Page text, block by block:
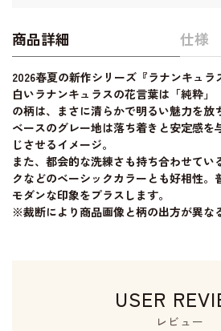
商品詳細 仕様
2026春夏の新作シリーズ『ラナンキュラ
白いラナンキュラスの花言葉は「純粋」
の柄は、まさに清らかで明るい魅力を放
ベースのグレー地は落ち着きと安定感を
じさせるイメージ。
また、都会的な洗練さも持ち合わせてい
クなどのベーシックカラーとも好相性。
モダンな印象をプラスします。
※裁断により商品画像と柄の出方が異な
USER
レビュー